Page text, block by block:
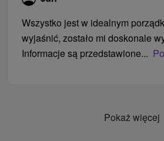
Wszystko jest w idealnym
wyjaśnić, zostało mi doskonale
Informacje są przedstawione...
Pokaż więcej